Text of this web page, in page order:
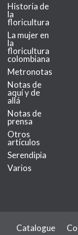
Historia de
la
floricultura
La mujer en
la
floricultura
colombiana
Metronotas
Notas de
aquí y de
allá
Notas de
prensa
Otros
artículos
Serendipia
Varios
Catalogue